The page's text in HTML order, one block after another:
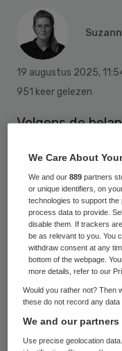
19 augustus 2025,
951 keer gelezen
Volgens de
van stoppen-
herzien.
mogelijk een
De KNMP stelt
Zorgautoriteit
veranderingen
bekostiging
oktober valt
We Care About
We and our889 partners
or unique identifiers, on
technologies to support
process data to provide.
disable them. If trackers
be as relevant to you. You
withdraw consent at any
bottom of the webpage.
more details, refer to our
Would you rather not? Then
these do not record any
We and our
Use precise geolocation